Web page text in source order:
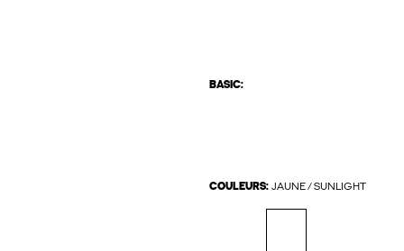
BASIC:
COULEURS: JAUNE / SUNLIGHT